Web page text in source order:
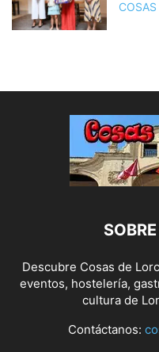
Descubre Cosas de
eventos, hostelería,
cultura de
Contáctanos: